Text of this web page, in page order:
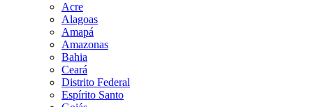
Acre
Alagoas
Amapá
Amazonas
Bahia
Ceará
Distrito Federal
Espírito Santo